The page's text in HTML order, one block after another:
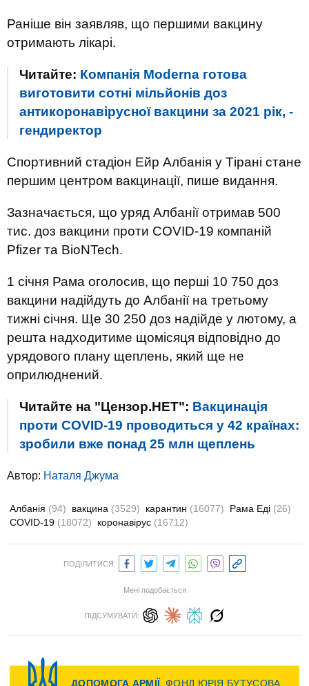
Раніше він заявляв, що першими вакцину
отримають лікарі.
Читайте: Компанія Moderna готова
виготовити сотні мільйонів доз
антикоронавірусної вакцини за 2021 рік, -
гендиректор
Спортивний стадіон Ейр Албанія у Тірані стане
першим центром вакцинації, пише видання.
Зазначається, що уряд Албанії отримав 500
тис. доз вакцини проти COVID-19 компаній
Pfizer та BioNTech.
1 січня Рама оголосив, що перші 10 750 доз
вакцини надійдуть до Албанії на третьому
тижні січня. Ще 30 250 доз надійде у лютому, а
решта надходитиме щомісяця відповідно до
урядового плану щеплень, який ще не
оприлюднений.
Читайте на "Цензор.НЕТ": Вакцинація
проти COVID-19 проводиться у 42 країнах:
зробили вже понад 25 млн щеплень
Автор: Наталя Джума
Албанія (94) вакцина (3529) карантин (16077) Рама Еді (26)
COVID-19 (18072) коронавірус (16712)
ПОДІЛИТИСЯ:
Мені подобається
ПІДСУМУВАТИ: